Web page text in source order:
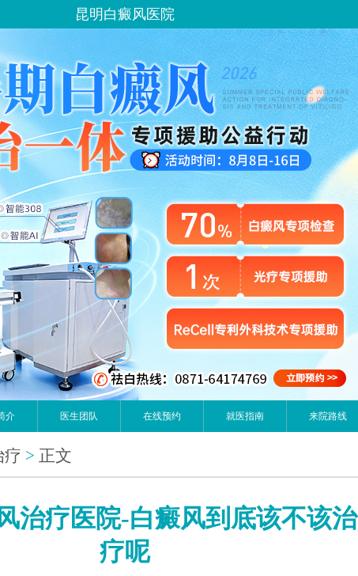
昆明白癜风医院
介 医生团队 在线预约 就医指南 来院路线
疗 > 正文
治疗医院-白癜风到底该不该治
疗呢